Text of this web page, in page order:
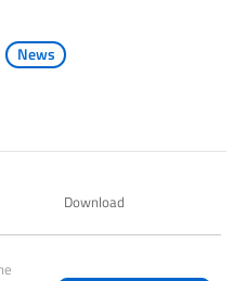
News
Download